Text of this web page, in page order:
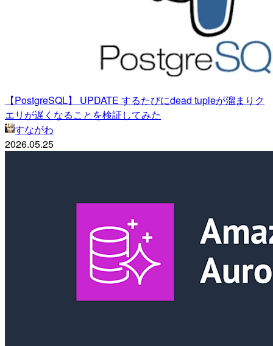
【PostgreSQL】 UPDATE するたびにdead tupleが溜まりク
エリが遅くなることを検証してみた
すながわ
2026.05.25